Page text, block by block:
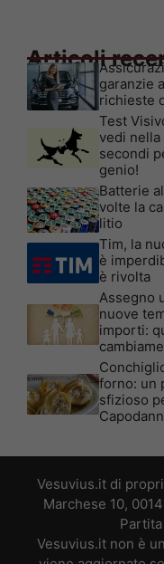
Articoli
garanzie
richieste
Test
vedi
secondi
genio!
Batterie
volte la
litio
Tim, la
è
è rivolta
Assegno
nuove
importi:
forno: un
sfizioso
Vesuvius.it di
Marchese 10,
Partita
Vesuvius.it non è